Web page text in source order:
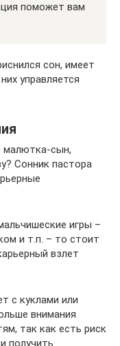
поможет вам
сон, имеет
управляется
малютка-сын,
Сонник пастора
игры –
и т.п. – то стоит
взлет
с куклами или
внимания
так как есть риск
получить